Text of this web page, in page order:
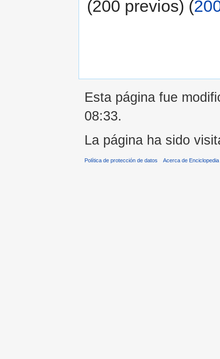
(200 previos) (
Esta página fue
08:33.
La página ha sido
Política de protección de datos Acerca de